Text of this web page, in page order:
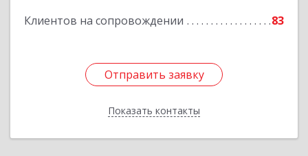
Клиентов на сопровождении 83
Отправить заявку
Показать контакты
Отправить заявку
Назад